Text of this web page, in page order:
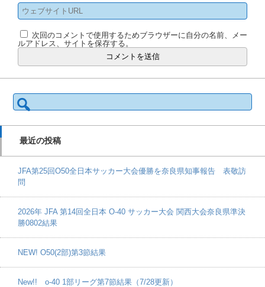
次回のコメントで使用するためブラウザーに自分の名前、メー
ルアドレス、サイトを保存する。
検
索:
最近の投稿
JFA第25回O50全日本サッカー大会優勝を奈良県知事報告 表敬訪
問
2026年 JFA 第14回全日本 O-40 サッカー大会 関西大会奈良県準決
勝0802結果
NEW! O50(2部)第3節結果
New!! o-40 1部リーグ第7節結果（7/28更新）